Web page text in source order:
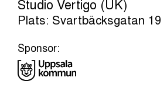
Studio Vertigo (UK)
Plats: Svartbäcksgatan 19
Sponsor: